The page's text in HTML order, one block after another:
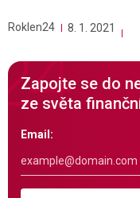
Roklen24 8. 1. 2021
Zapojte se do
ze světa
Email: